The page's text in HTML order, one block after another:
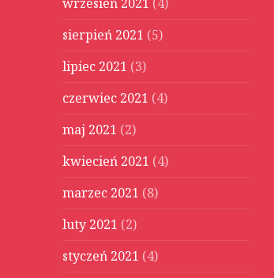
sierpień 2021 (5)
lipiec 2021 (3)
czerwiec 2021 (4)
maj 2021 (2)
kwiecień 2021 (4)
marzec 2021 (8)
luty 2021 (2)
styczeń 2021 (4)